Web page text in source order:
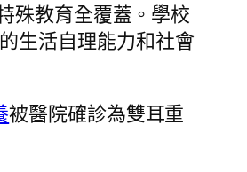
殊教育全覆蓋。學校
生活自理能力和社會
被醫院確診為雙耳重